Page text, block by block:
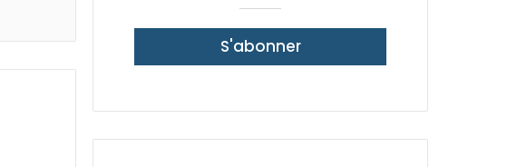
S'abonner